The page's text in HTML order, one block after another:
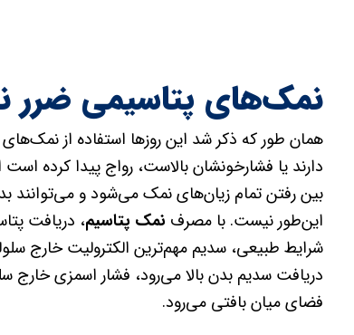
نمک‌های پتاسیمی ضرر
همان طور که ذکر شد این روزها استفاده از
دارند یا فشارخونشان بالاست، رواج پیدا کرده
بین رفتن تمام زیان‌های نمک می‌شود و می‌توانند
این‌طور نیست. با مصرف نمک پتاسیم، دریافت
شرایط طبیعی، سدیم مهم‌ترین الکترولیت خارج
دریافت سدیم بدن بالا می‌رود، فشار اسمزی خارج
فضای میان بافتی می‌رود.